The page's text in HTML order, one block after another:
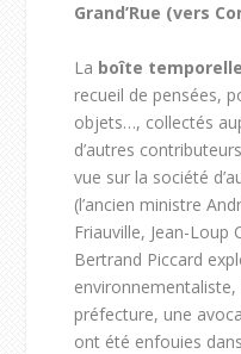
Grand’Rue (vers
La boîte temporelle
recueil de pensées,
objets…, collectés
d’autres
vue sur la société
(l’ancien ministre
Friauville, Jean-Loup
Bertrand Piccard
préfecture, une
ont été enfouies